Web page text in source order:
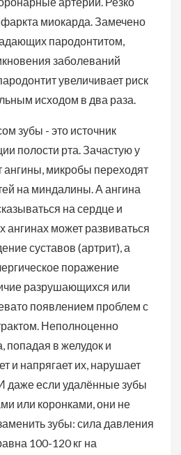
миокарда. Замечено
пародонтитом,
заболеваний
увеличивает риск
исходом в два раза.
зубы - это источник
полости рта. Зачастую у
микробы переходят
на миндалины. А ангина
на сердце и
ангинах может развиваться
суставов (артрит), а
поражение
разрушающихся или
появлением проблем с
Неполноценно
в желудок и
и напрягает их, нарушает
даже если удалённые зубы
или коронками, они не
зубы: сила давления
100-120 кг на